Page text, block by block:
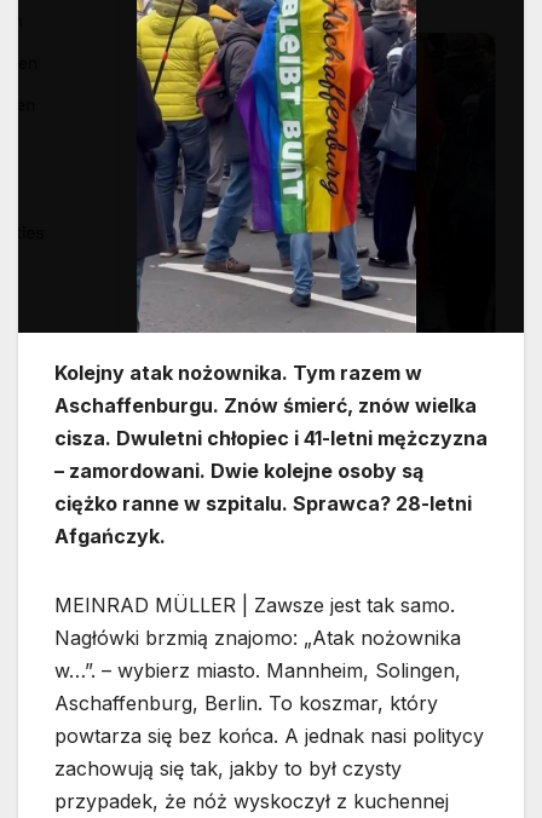
Kolejny atak nożownika. Tym razem w
Aschaffenburgu. Znów śmierć, znów wielka
cisza. Dwuletni chłopiec i 41-letni mężczyzna
– zamordowani. Dwie kolejne osoby są
ciężko ranne w szpitalu. Sprawca? 28-letni
Afgańczyk.
MEINRAD MÜLLER | Zawsze jest tak samo.
Nagłówki brzmią znajomo: „Atak nożownika
w…”. – wybierz miasto. Mannheim, Solingen,
Aschaffenburg, Berlin. To koszmar, który
powtarza się bez końca. A jednak nasi politycy
zachowują się tak, jakby to był czysty
przypadek, że nóż wyskoczył z kuchennej